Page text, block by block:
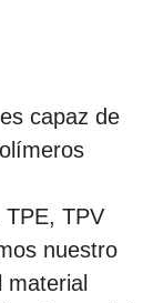
capaz de
TPE, TPV
nuestro